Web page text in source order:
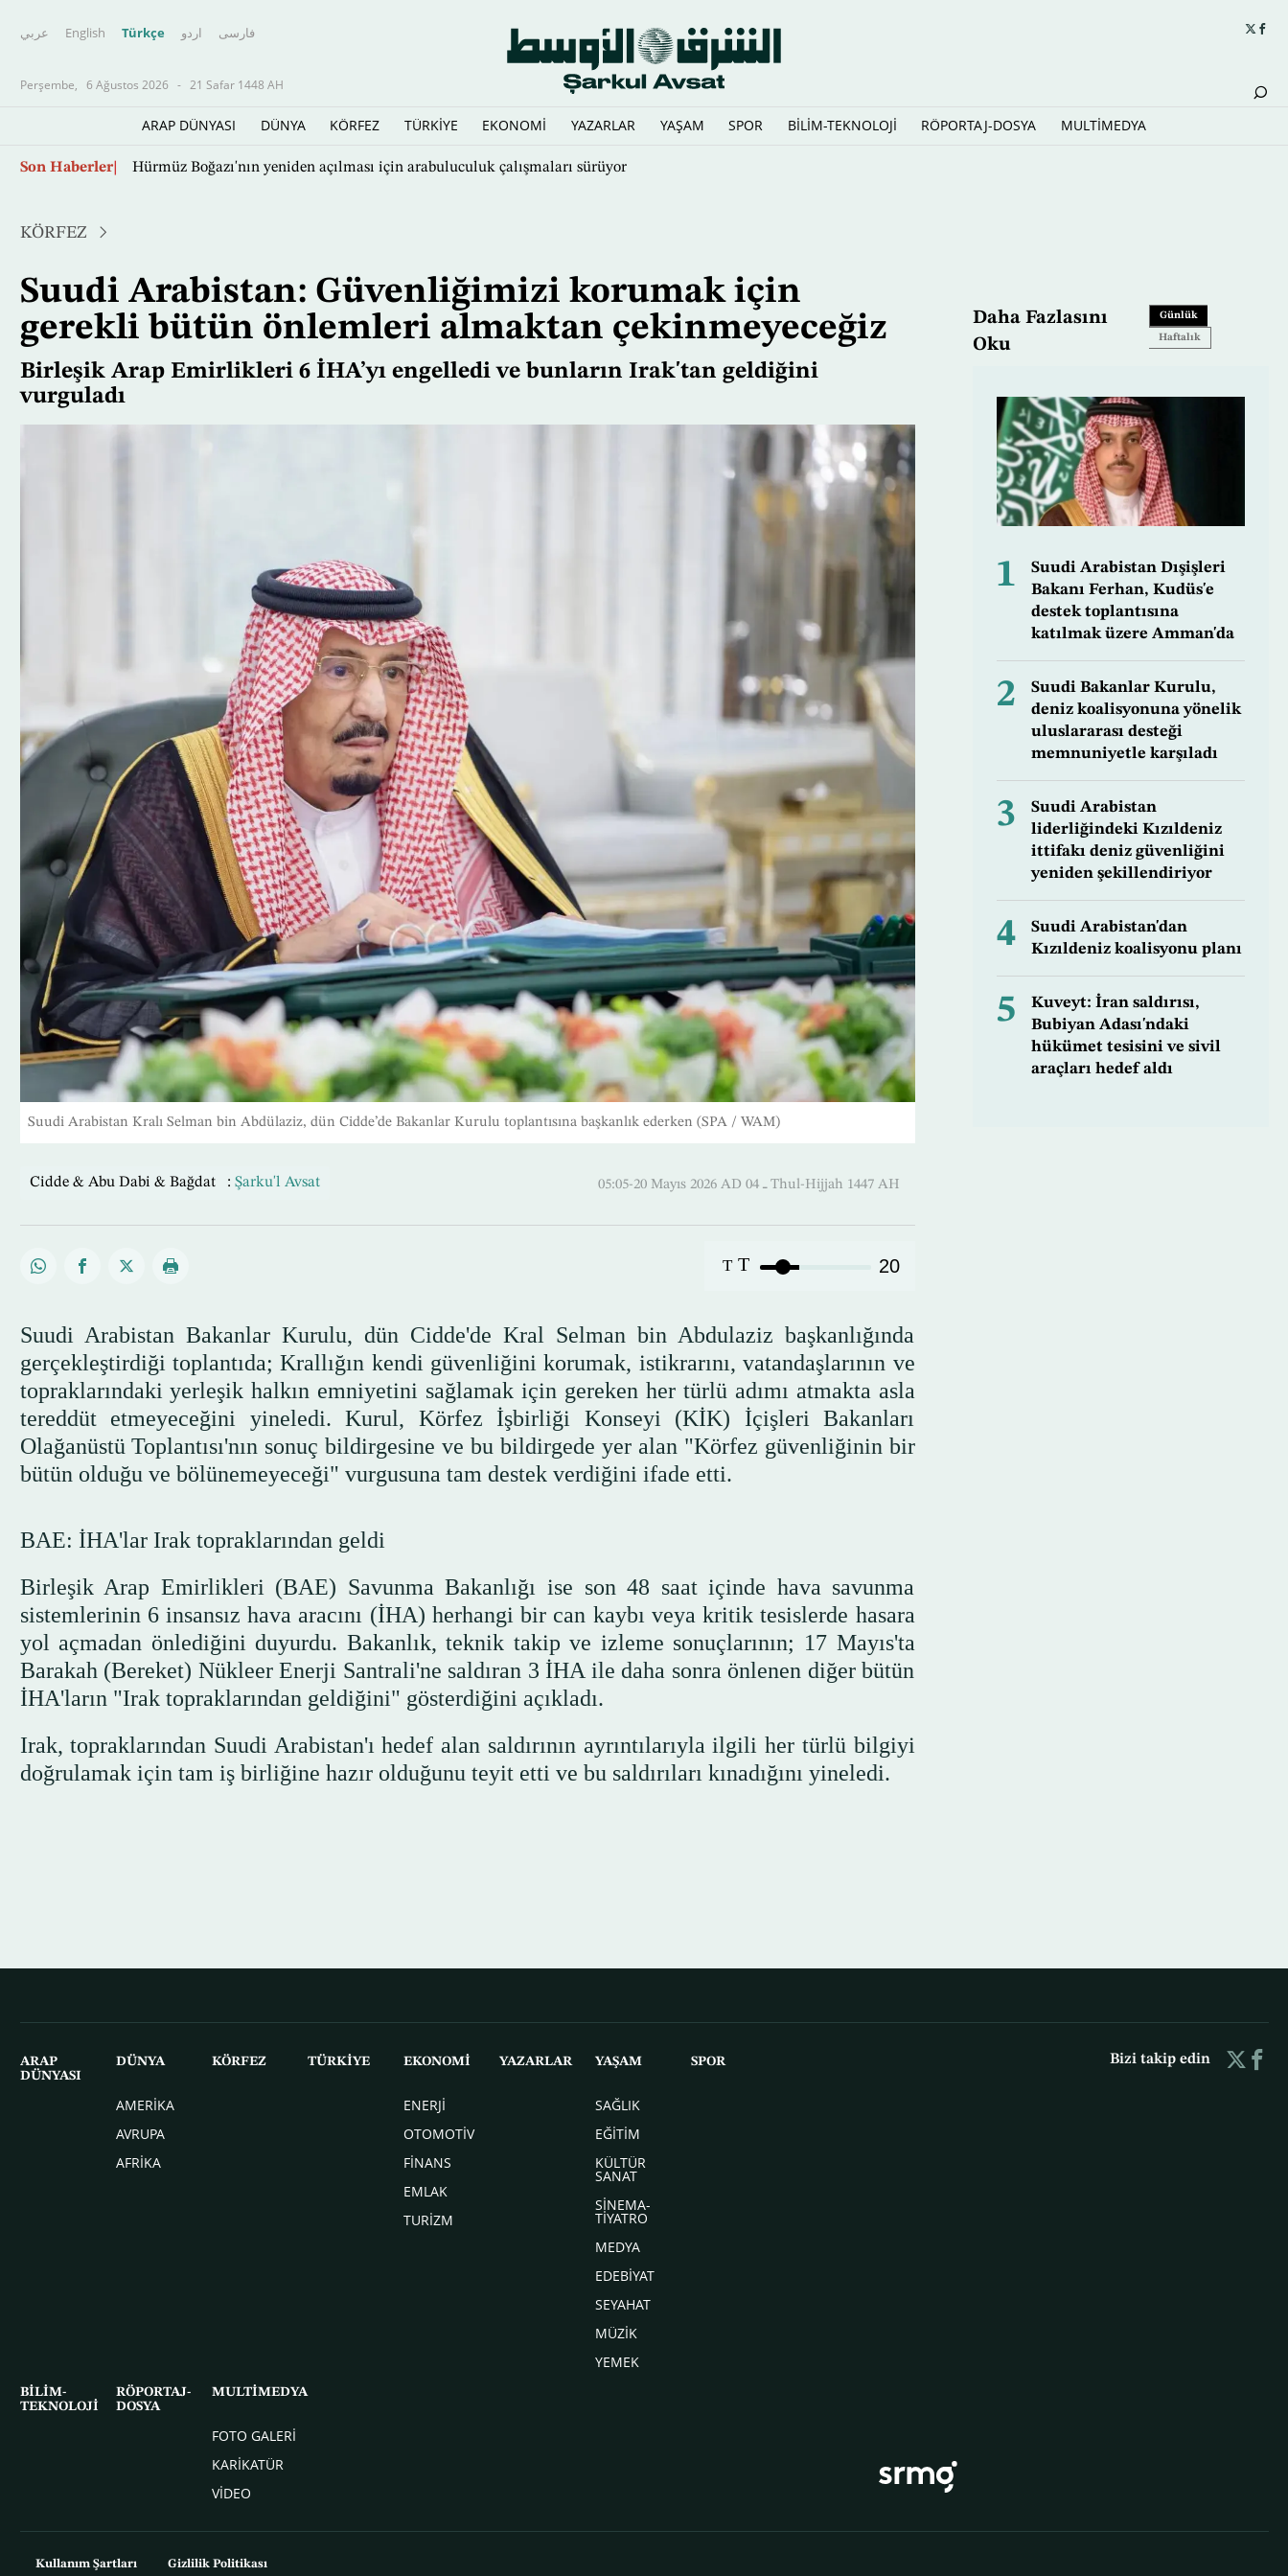
عربي English Türkçe اردو فارسى
Perşembe, 6 Ağustos 2026 - 21 Safar 1448 AH
ARAP DÜNYASI DÜNYA KÖRFEZ TÜRKİYE EKONOMİ YAZARLAR YAŞAM SPOR BİLİM-TEKNOLOJİ RÖPORTAJ-DOSYA MULTİMEDYA
Ana
Son Haberler
KÖRFEZ
Suudi Arabistan: Güvenliğimizi korumak için
gerekli bütün önlemleri almaktan çekinmeyeceğiz
Birleşik Arap Emirlikleri 6 İHA’yı engelledi ve bunların Irak'tan geldiğini
vurguladı
Suudi Arabistan Kralı Selman bin Abdülaziz, dün Cidde’de Bakanlar Kurulu toplantısına başkanlık ederken (SPA / WAM)
Cidde & Abu Dabi & Bağdat : Şarku'l Avsat 05:05-20 Mayıs 2026 AD ـ 04 Thul-Hijjah 1447 AH
T T 20
Suudi Arabistan Bakanlar Kurulu, dün Cidde'de Kral Selman bin Abdulaziz başkanlığında
gerçekleştirdiği toplantıda; Krallığın kendi güvenliğini korumak, istikrarını, vatandaşlarının ve
topraklarındaki yerleşik halkın emniyetini sağlamak için gereken her türlü adımı atmakta asla
tereddüt etmeyeceğini yineledi. Kurul, Körfez İşbirliği Konseyi (KİK) İçişleri Bakanları
Olağanüstü Toplantısı'nın sonuç bildirgesine ve bu bildirgede yer alan "Körfez güvenliğinin bir
bütün olduğu ve bölünemeyeceği" vurgusuna tam destek verdiğini ifade etti.
BAE: İHA'lar Irak topraklarından geldi
Birleşik Arap Emirlikleri (BAE) Savunma Bakanlığı ise son 48 saat içinde hava savunma
sistemlerinin 6 insansız hava aracını (İHA) herhangi bir can kaybı veya kritik tesislerde hasara
yol açmadan önlediğini duyurdu. Bakanlık, teknik takip ve izleme sonuçlarının; 17 Mayıs'ta
Barakah (Bereket) Nükleer Enerji Santrali'ne saldıran 3 İHA ile daha sonra önlenen diğer bütün
İHA'ların "Irak topraklarından geldiğini" gösterdiğini açıkladı.
Irak, topraklarından Suudi Arabistan'ı hedef alan saldırının ayrıntılarıyla ilgili her türlü bilgiyi
doğrulamak için tam iş birliğine hazır olduğunu teyit etti ve bu saldırıları kınadığını yineledi.
Daha Fazlasını
Oku
Günlük
Haftalık
1
Suudi Arabistan Dışişleri
Bakanı Ferhan, Kudüs'e
destek toplantısına
katılmak üzere Amman'da
2
Suudi Bakanlar Kurulu,
deniz koalisyonuna yönelik
uluslararası desteği
memnuniyetle karşıladı
3
Suudi Arabistan
liderliğindeki Kızıldeniz
ittifakı deniz güvenliğini
yeniden şekillendiriyor
4
Suudi Arabistan'dan
Kızıldeniz koalisyonu planı
5
Kuveyt: İran saldırısı,
Bubiyan Adası'ndaki
hükümet tesisini ve sivil
araçları hedef aldı
ARAP
DÜNYASI
DÜNYA
AMERİKA
AVRUPA
AFRİKA
KÖRFEZ TÜRKİYE EKONOMİ
ENERJİ
OTOMOTİV
FİNANS
EMLAK
TURİZM
YAZARLAR YAŞAM
SAĞLIK
EĞİTİM
KÜLTÜR
SANAT
SİNEMA-
TİYATRO
MEDYA
EDEBİYAT
SEYAHAT
MÜZİK
YEMEK
SPOR
BİLİM-
TEKNOLOJİ
RÖPORTAJ-
DOSYA
MULTİMEDYA
FOTO GALERİ
KARİKATÜR
VİDEO
Bizi takip edin
Kullanım Şartları Gizlilik Politikası